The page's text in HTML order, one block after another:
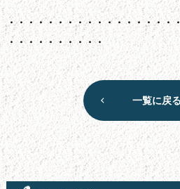
・・・・・・・・・・・・・・・・・
・・・・・・・・・・
一覧に戻る